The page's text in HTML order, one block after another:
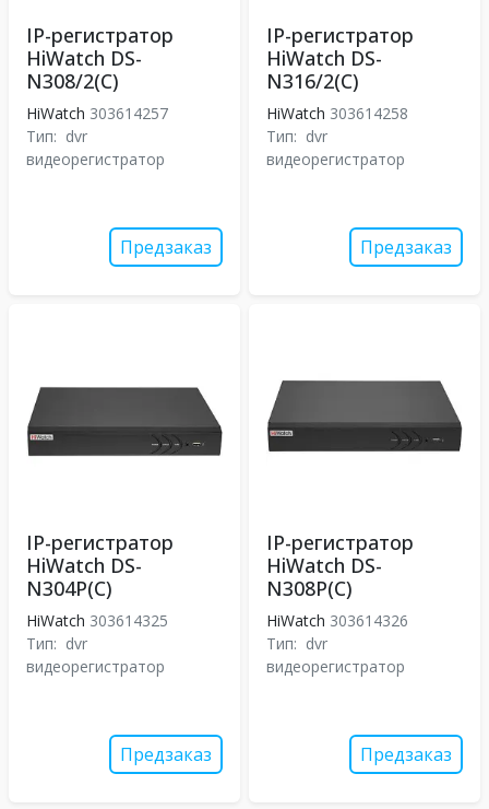
IP-регистратор
HiWatch DS-
N308/2(C)
HiWatch 303614257
Тип: dvr
видеорегистратор
Предзаказ
IP-регистратор
HiWatch DS-
N316/2(C)
HiWatch 303614258
Тип: dvr
видеорегистратор
Предзаказ
IP-регистратор
HiWatch DS-
N304P(C)
HiWatch 303614325
Тип: dvr
видеорегистратор
Предзаказ
IP-регистратор
HiWatch DS-
N308P(C)
HiWatch 303614326
Тип: dvr
видеорегистратор
Предзаказ